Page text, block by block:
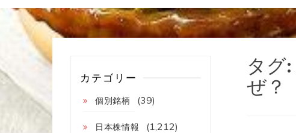
タグ:
ぜ？
カテゴリー
個別銘柄 (39)
日本株情報 (1,212)